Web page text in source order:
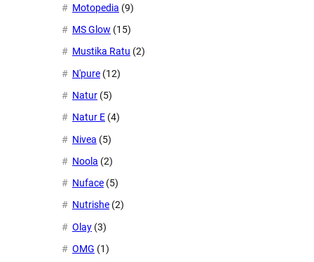
Motopedia (9)
MS Glow (15)
Mustika Ratu (2)
N'pure (12)
Natur (5)
Natur E (4)
Nivea (5)
Noola (2)
Nuface (5)
Nutrishe (2)
Olay (3)
OMG (1)